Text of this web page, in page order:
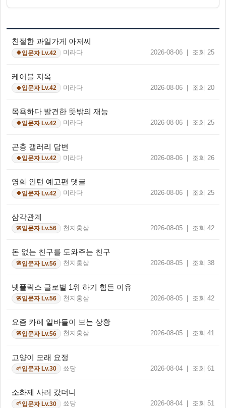
친절한 과일가게 아저씨
🍀입문자 Lv.42 미라다 2026-08-06 | 조회 25
케이블 지옥
🍀입문자 Lv.42 미라다 2026-08-06 | 조회 20
목욕하다 발견한 뜻밖의 재능
🍀입문자 Lv.42 미라다 2026-08-06 | 조회 25
곤충 갤러리 답변
🍀입문자 Lv.42 미라다 2026-08-06 | 조회 26
영화 인턴 예고편 댓글
🍀입문자 Lv.42 미라다 2026-08-06 | 조회 25
삼각관계
🌸입문자 Lv.56 천지홍삼 2026-08-05 | 조회 42
돈 없는 친구를 도와주는 친구
🌸입문자 Lv.56 천지홍삼 2026-08-05 | 조회 38
넷플릭스 글로벌 1위 하기 힘든 이유
🌸입문자 Lv.56 천지홍삼 2026-08-05 | 조회 42
요즘 카페 알바들이 보는 상황
🌸입문자 Lv.56 천지홍삼 2026-08-05 | 조회 41
고양이 모래 요정
🌱입문자 Lv.30 쑈당 2026-08-04 | 조회 61
소화제 사러 갔더니
🌱입문자 Lv.30 쑈당 2026-08-04 | 조회 51